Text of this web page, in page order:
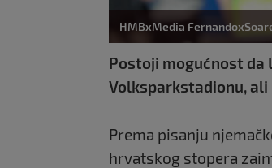
HMBxMedia
Postoji mogućnost da
Volksparkstadionu, ali
Prema pisanju
hrvatskog stopera